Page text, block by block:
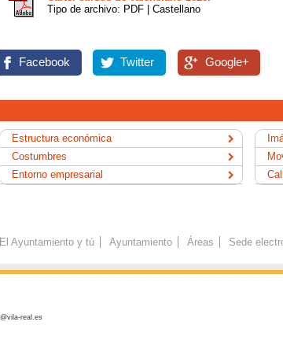
Tipo de archivo: PDF | Castellano
Facebook Twitter Google+
Estructura económica
Costumbres
Entorno empresarial
El Ayuntamiento y tú Ayuntamiento Áreas Sede
real.es